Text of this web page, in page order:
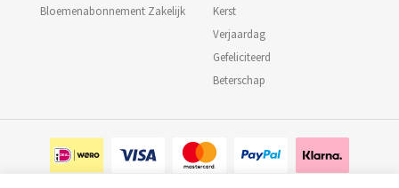
Bloemenabonnement Zakelijk
Kerst
Verjaardag
Gefeliciteerd
Beterschap